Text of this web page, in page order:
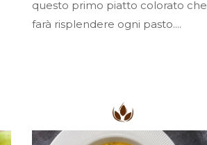
questo primo piatto colorato che
farà risplendere ogni pasto....